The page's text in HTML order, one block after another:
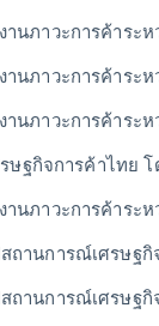
านภาวะการค้าระ
านภาวะการค้าระ
านภาวะการค้าระ
ษฐกิจการค้าไทย
านภาวะการค้าระ
ถานการณ์เศรษฐกิ
ถานการณ์เศรษฐกิ